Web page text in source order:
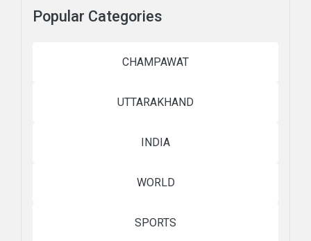
Popular Categories
CHAMPAWAT
UTTARAKHAND
INDIA
WORLD
SPORTS